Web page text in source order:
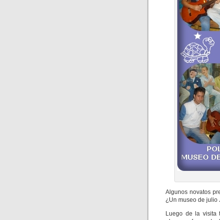
Algunos novatos
¿Un museo de julio
Luego de la visita